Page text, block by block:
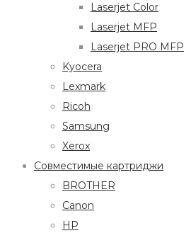
Laserjet Color
Laserjet MFP
Laserjet PRO MFP
Kyocera
Lexmark
Ricoh
Samsung
Xerox
Совместимые картриджи
BROTHER
Canon
HP